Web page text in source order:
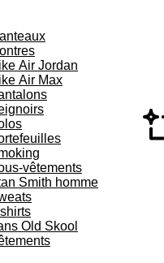
Air Jordan
Air Max
vêtements
Smith homme
Old Skool